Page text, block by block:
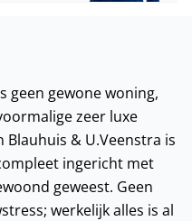
geen gewone woning,
zeer luxe
& U.Veenstra is
ingericht met
geweest. Geen
werkelijk alles is al